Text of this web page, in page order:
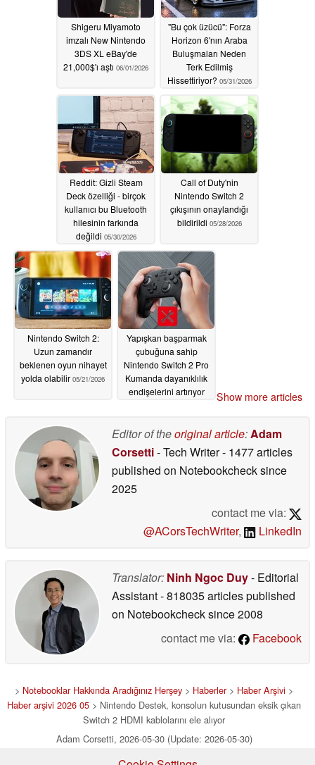
Shigeru Miyamoto
imzalı New Nintendo
3DS XL eBay'de
21,000$'ı aştı 06/01/2026
"Bu çok üzücü": Forza
Horizon 6'nın Araba
Buluşmaları Neden
Terk Edilmiş
Hissettiriyor? 05/31/2026
Reddit: Gizli Steam
Deck özelliği - birçok
kullanıcı bu Bluetooth
hilesinin farkında
değildi 05/30/2026
Call of Duty'nin
Nintendo Switch 2
çıkışının onaylandığı
bildirildi 05/28/2026
Nintendo Switch 2:
Uzun zamandır
beklenen oyun nihayet
yolda olabilir 05/21/2026
Yapışkan başparmak
çubuğuna sahip
Nintendo Switch 2 Pro
Kumanda dayanıklılık
endişelerini artırıyor
Show more articles
Editor of theoriginal article:Adam
Corsetti- Tech Writer- 1477 articles
published on Notebookchecksince
2025
contact me via:
@ACorsTechWriter, LinkedIn
Translator: Ninh Ngoc Duy- Editorial
Assistant- 818035 articles published
on Notebookchecksince 2008
contact me via:
Facebook
> Notebooklar Hakkında Aradığınız Herşey > Haberler> Haber Arşivi >
Haber arşivi 2026 05 > Nintendo Destek, konsolun kutusundan eksik çıkan
Switch 2 HDMI kablolarını ele alıyor
Adam Corsetti, 2026-05-30 (Update: 2026-05-30)